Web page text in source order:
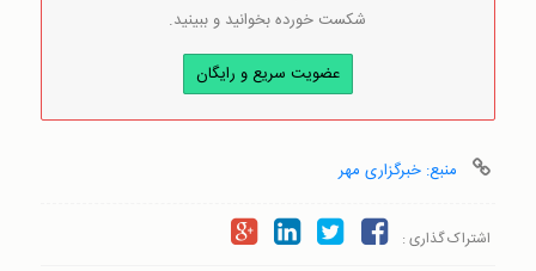
شکست خورده بخوانید و ببینید.
عضویت سریع و رایگان
منبع: خبرگزاری مهر
اشتراک گذاری :